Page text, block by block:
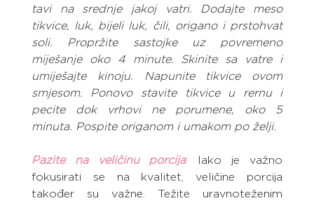
tavi na srednje jakoj vatri. Dodajte meso
tikvice, luk, bijeli luk, čili, origano i prstohvat
soli. Propržite sastojke uz povremeno
miješanje oko 4 minute. Skinite sa vatre i
umiješajte kinoju. Napunite tikvice ovom
smjesom. Ponovo stavite tikvice u rernu i
pecite dok vrhovi ne porumene, oko 5
minuta. Pospite origanom i umakom po želji.
Pazite na veličinu porcija: Iako je važno
fokusirati se na kvalitet, veličine porcija
također su važne. Težite uravnoteženim